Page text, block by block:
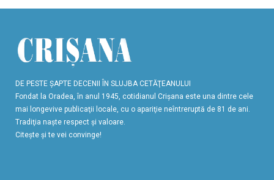
DE PESTE ŞAPTE DECENII ÎN SLUJBA CETĂŢEANULUI
Fondat la Oradea, în anul 1945, cotidianul Crişana este una dintre cele
mai longevive publicaţii locale, cu o apariţie neîntreruptă de 81 de ani.
Tradiţia naşte respect şi valoare.
Citeşte şi te vei convinge!